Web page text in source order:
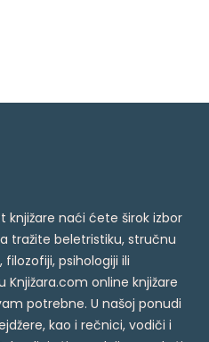
knjižare naći ćete širok izbor
tražite beletristiku, stručnu
psihologiji ili
Knjižara.com online knjižare
potrebne. U našoj ponudi
kao i rečnici, vodiči i